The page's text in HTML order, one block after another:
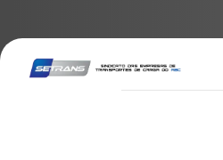
primary
navigation